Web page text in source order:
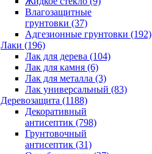
Влагозащитные
грунтовки (37)
Адгезионные грунтовки (192)
Лаки (196)
Лак для дерева (104)
Лак для камня (6)
Лак для металла (3)
Лак универсальный (83)
Деревозащита (1188)
Декоративный
антисептик (798)
Грунтовочный
антисептик (31)